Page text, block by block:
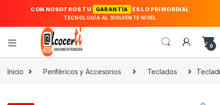
CON NOSOTROS TU GARANTÍA ES LO PRIMORDIAL
TECNOLOGÍA AL SIGUIENTE NIVEL
0
Inicio Periféricos y Accesorios Teclados